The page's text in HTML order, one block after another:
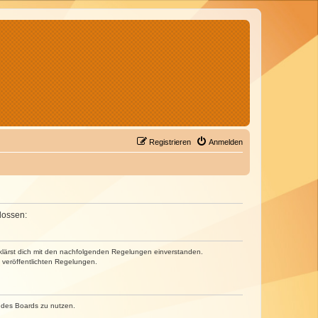
Anmelden
Registrieren
dich mit den nachfolgenden Regelungen einverstanden.
Regelungen.
Boards zu nutzen.